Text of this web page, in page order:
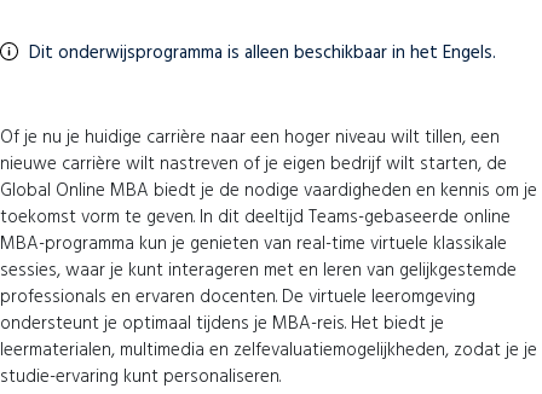
Dit onderwijsprogramma is alleen beschikbaar in het Engels.
Of je nu je huidige carrière naar een hoger niveau wilt tillen, een
nieuwe carrière wilt nastreven of je eigen bedrijf wilt starten, de
Global Online MBA biedt je de nodige vaardigheden en kennis om je
toekomst vorm te geven. In dit deeltijd Teams-gebaseerde online
MBA-programma kun je genieten van real-time virtuele klassikale
sessies, waar je kunt interageren met en leren van gelijkgestemde
professionals en ervaren docenten. De virtuele leeromgeving
ondersteunt je optimaal tijdens je MBA-reis. Het biedt je
leermaterialen, multimedia en zelfevaluatiemogelijkheden, zodat je je
studie-ervaring kunt personaliseren.